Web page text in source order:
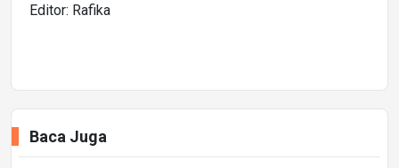
Editor: Rafika
Baca Juga